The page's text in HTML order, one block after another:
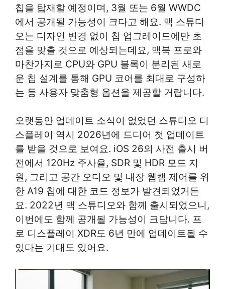
칩을 탑재할 예정이며, 3월 또는 6월 WWDC
에서 공개될 가능성이 크다고 해요. 맥 스튜디
오는 디자인 변경 없이 칩 업그레이드에만 초
점을 맞출 것으로 예상되는데요, 맥북 프로와
마찬가지로 CPU와 GPU 블록이 분리된 새로
운 칩 설계를 통해 GPU 코어를 최대로 구성하
는 등 사용자 맞춤형 옵션을 제공할 거랍니다.
오랫동안 업데이트 소식이 없었던 스튜디오 디
스플레이 역시 2026년에 드디어 첫 업데이트
를 받을 것으로 보여요. iOS 26의 사전 출시 버
전에서 120Hz 주사율, SDR 및 HDR 모드 지
원, 그리고 공간 오디오 및 내장 웹캠 제어를 위
한 A19 칩에 대한 코드 정보가 발견되었거든
요. 2022년 맥 스튜디오와 함께 출시되었으니,
이번에도 함께 공개될 가능성이 크답니다. 프
로 디스플레이 XDR도 6년 만에 업데이트될 수
있다는 기대도 있어요.